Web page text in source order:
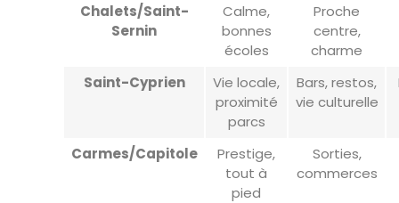
Chalets/Saint-
Sernin
Calme,
bonnes
écoles
Proche
centre,
charme
Saint-Cyprien
Vie locale,
proximité
parcs
Bars, restos,
vie culturelle
Carmes/Capitole
Prestige,
tout à
pied
Sorties,
commerces